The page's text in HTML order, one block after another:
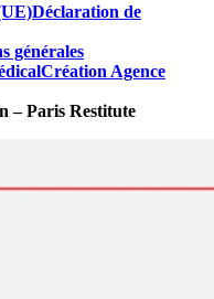
Déclaration de
générales
Création Agence
– Paris Restitute